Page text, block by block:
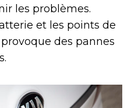
les problèmes.
et les points de
des pannes